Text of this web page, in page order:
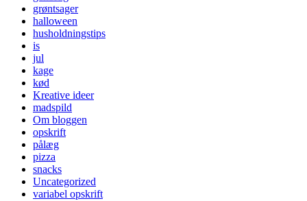
grøntsager
halloween
husholdningstips
is
jul
kage
kød
Kreative ideer
madspild
Om bloggen
opskrift
pålæg
pizza
snacks
Uncategorized
variabel opskrift